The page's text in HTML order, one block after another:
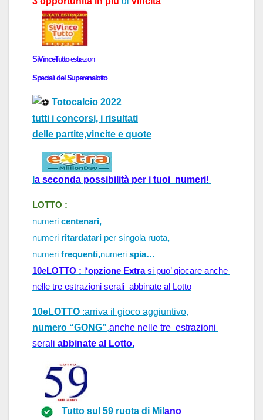
SiVinceTuttoestrazioni
Speciali del Superenalotto
Totocalcio 2022
tutti i concorsi, i risultati
delle partite,vincite e quote
a seconda possibilità per i tuoi  numeri!
LOTTO :
numeri centenari,
numeri ritardatari per singola ruota,
numeri frequenti,numeri spia…
10eLOTTO : l‘opzione Extra si puo’ giocare anche
nelle tre estrazioni serali  abbinate al Lotto
10eLOTTO :arriva il gioco aggiuntivo,
numero “GONG”,anche nelle tre  estrazioni
serali abbinate al Lotto.
Tutto sul 59 ruota diMil ano